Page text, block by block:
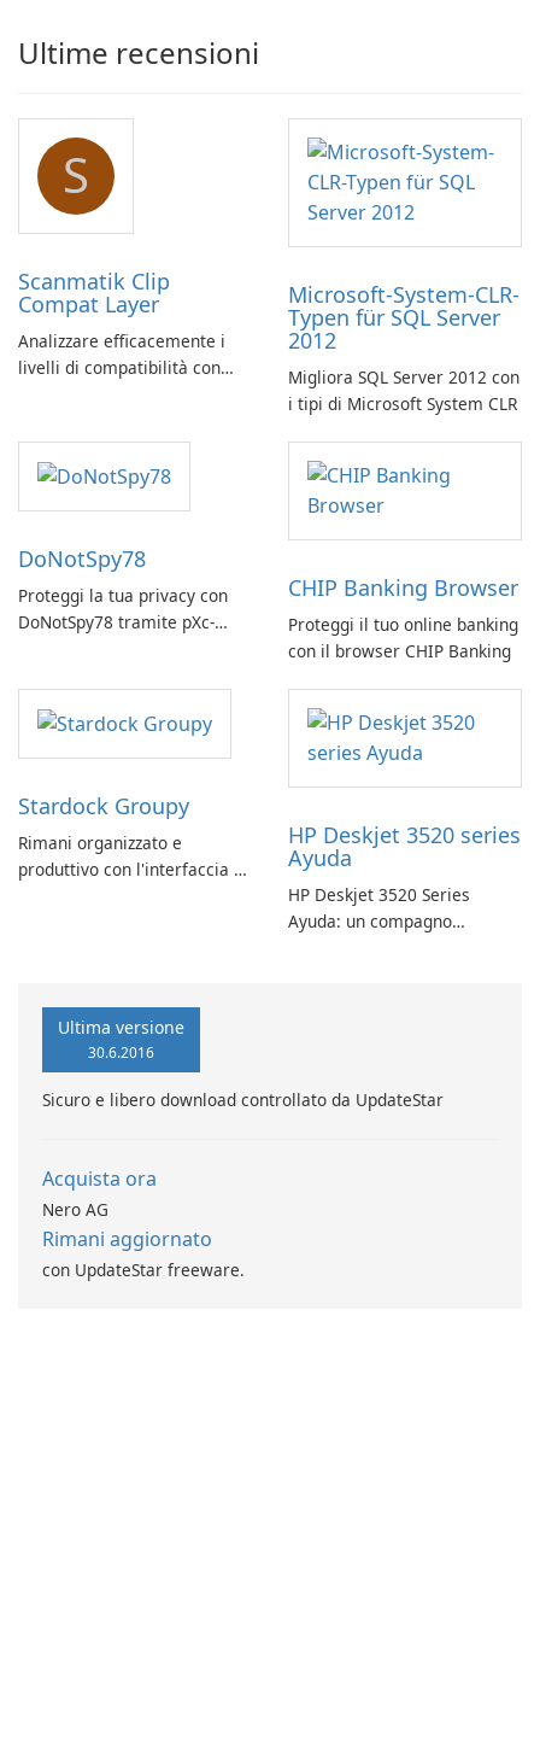
Ultime recensioni
S
Scanmatik Clip
Compat Layer
Analizzare efficacemente i
livelli di compatibilità con
Microsoft-System-CLR-
Typen für SQL Server
2012
Migliora SQL Server 2012 con
i tipi di Microsoft System CLR
DoNotSpy78
Proteggi la tua privacy con
DoNotSpy78 tramite pXc-
CHIP Banking Browser
Proteggi il tuo online banking
con il browser CHIP Banking
Stardock Groupy
Rimani organizzato e
produttivo con l'interfaccia a
HP Deskjet 3520 series
Ayuda
HP Deskjet 3520 Series
Ayuda: un compagno
Ultima versione
30.6.2016
Sicuro e libero download controllato da UpdateStar
Acquista ora
Nero AG
Rimani aggiornato
con UpdateStar freeware.